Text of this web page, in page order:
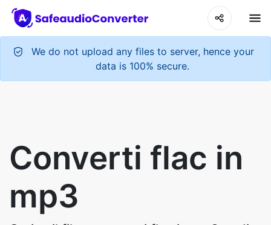
We do not upload any files to server, hence your
data is 100% secure.
mp3
Carica il file e converti flac in mp3 audio
online.